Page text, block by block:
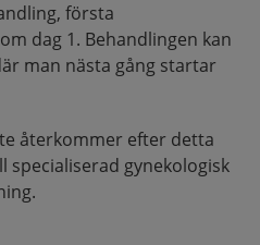
första
dag 1. Behandlingen kan
man nästa gång startar
återkommer efter detta
gynekologisk